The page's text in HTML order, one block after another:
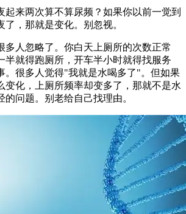
来两次算不算尿频？如果你以前一觉到
了，那就是变化。别忽视。
人忽略了。你白天上厕所的次数正常
半就得跑厕所，开车半小时就得找服务
。很多人觉得"我就是水喝多了"。但如果
变化，上厕所频率却变多了，那就不是水
的问题。别老给自己找理由。